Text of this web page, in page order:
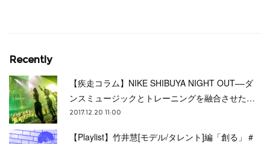
Recently
【疾走コラム】NIKE SHIBUYA NIGHT OUT––ダ
ンスミュージックとトレーニングを融合させた…
2017.12.20 11:00
【Playlist】竹井慧[モデル/タレント]編「創る」＃